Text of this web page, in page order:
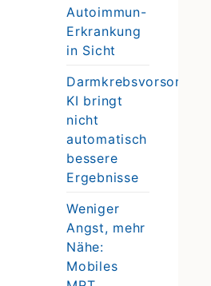
Autoimmun-
Erkrankung
in Sicht
Darmkrebsvorsorge:
KI bringt
nicht
automatisch
bessere
Ergebnisse
Weniger
Angst, mehr
Nähe:
Mobiles